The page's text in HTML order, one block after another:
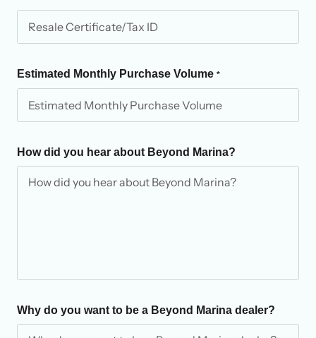
Estimated Monthly Purchase Volume *
How did you hear about Beyond Marina?
Why do you want to be a Beyond Marina dealer?